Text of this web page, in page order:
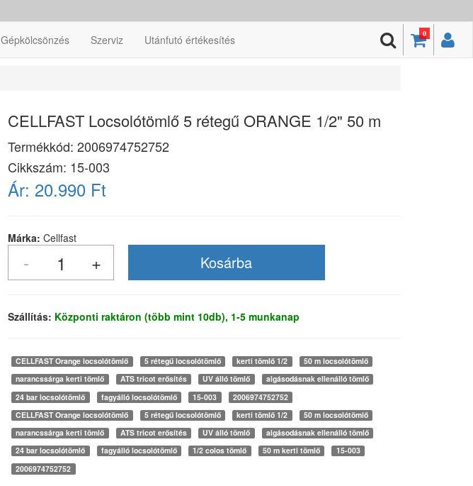
0
Gépkölcsönzés Szerviz Utánfutó értékesítés
CELLFAST Locsolótömlő 5 rétegű ORANGE 1/2" 50 m
Termékkód: 2006974752752
Cikkszám: 15-003
Ár: 20.990 Ft
Márka: Cellfast
Szállítás: Központi raktáron (több mint 10db), 1-5 munkanap
CELLFAST Orange locsolótömlő 5 rétegű locsolótömlő kerti tömlő 1/2
50 m locsolótömlő
narancssárga kerti tömlő
ATS tricot erősítés UV álló tömlő
algásodásnak ellenálló tömlő
24 bar locsolótömlő
fagyálló locsolótömlő 15-003
2006974752752
CELLFAST Orange locsolótömlő
5 rétegű locsolótömlő kerti tömlő 1/2
50 m locsolótömlő
narancssárga kerti tömlő
ATS tricot erősítés UV álló tömlő
algásodásnak ellenálló tömlő
24 bar locsolótömlő
fagyálló locsolótömlő 1/2 colos tömlő 50 m kerti tömlő
15-003
2006974752752